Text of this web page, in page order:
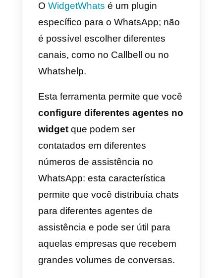
O GetButton permite que você
integre o Messenger (mas
apenas para deixar mensagens
outros aplicativos famosos na
Rússia (onde foi provavelmente
desenvolvido).
Mesmo que o plugin funcione
normalmente, o GetButton
disponibiliza nenhum tipo de
assistênciae agora parece não
ser possível entrar em contato